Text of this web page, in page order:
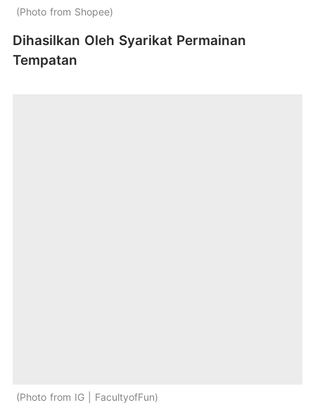
Photo from Shopee
Dihasilkan Oleh Syarikat Permainan
Tempatan
Photo from IG | FacultyofFun